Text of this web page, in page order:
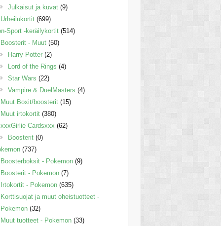
Julkaisut ja kuvat (9)
Urheilukortit (699)
Sport -keräilykortit (514)
Boosterit - Muut (50)
Harry Potter (2)
Lord of the Rings (4)
Star Wars (22)
Vampire & DuelMasters (4)
Muut Boxit/boosterit (15)
Muut irtokortit (380)
xxxGirlie Cardsxxx (62)
Boosterit (0)
(737)
Boosterboksit - Pokemon (9)
Boosterit - Pokemon (7)
Irtokortit - Pokemon (635)
Korttisuojat ja muut oheistuotteet -
Pokemon (32)
Muut tuotteet - Pokemon (33)